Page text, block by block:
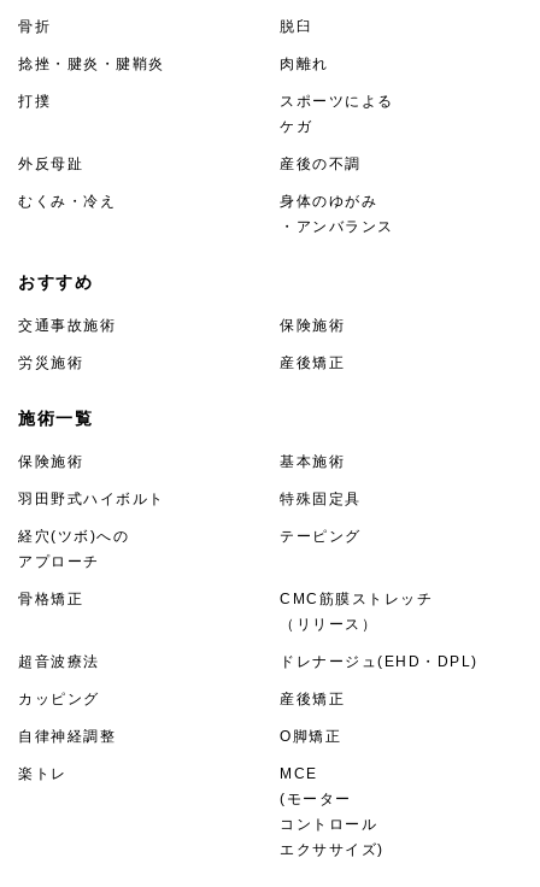
骨折 脱臼
捻挫・腱炎・腱鞘炎 肉離れ
打撲
スポーツによる
ケガ
外反母趾 産後の不調
むくみ・冷え
身体のゆがみ
・アンバランス
おすすめ
交通事故施術 保険施術
労災施術 産後矯正
施術一覧
保険施術 基本施術
羽田野式ハイボルト 特殊固定具
経穴(ツボ)への
アプローチ
テーピング
骨格矯正
CMC筋膜ストレッチ
（リリース）
超音波療法 ドレナージュ(EHD・DPL)
カッピング 産後矯正
自律神経調整 O脚矯正
楽トレ
MCE
(モーター
コントロール
エクササイズ)